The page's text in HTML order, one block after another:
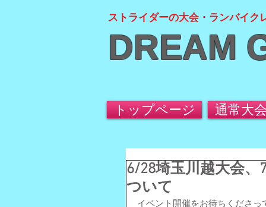
ストライダーの大会・ランバイク
DREAM
トップページ 通常大
6/28埼玉川越大会
ついて
イベント開催をお待ちくださっ